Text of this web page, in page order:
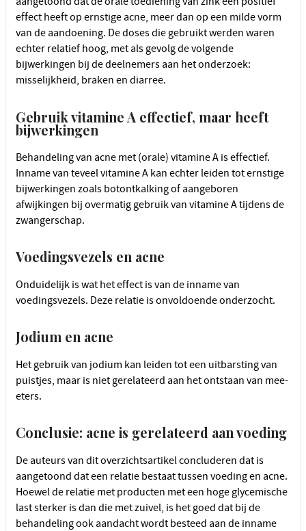
effect heeft op ernstige acne, meer dan op een milde vorm
van de aandoening. De doses die gebruikt werden waren
echter relatief hoog, met als gevolg de volgende
bijwerkingen bij de deelnemers aan het onderzoek:
misselijkheid, braken en diarree.
Gebruik vitamine A effectief, maar heeft
bijwerkingen
Behandeling van acne met (orale) vitamine A is effectief.
Inname van teveel vitamine A kan echter leiden tot ernstige
bijwerkingen zoals botontkalking of aangeboren
afwijkingen bij overmatig gebruik van vitamine A tijdens de
zwangerschap.
Voedingsvezels en acne
Onduidelijk is wat het effect is van de inname van
voedingsvezels. Deze relatie is onvoldoende onderzocht.
Jodium en acne
Het gebruik van jodium kan leiden tot een uitbarsting van
puistjes, maar is niet gerelateerd aan het ontstaan van mee-
eters.
Conclusie: acne is gerelateerd aan voeding
De auteurs van dit overzichtsartikel concluderen dat is
aangetoond dat een relatie bestaat tussen voeding en acne.
Hoewel de relatie met producten met een hoge glycemische
last sterker is dan die met zuivel, is het goed dat bij de
behandeling ook aandacht wordt besteed aan de inname